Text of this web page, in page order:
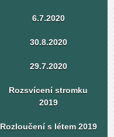
6.7.2020
30.8.2020
29.7.2020
Rozsvícení stromku
2019
Rozloučení s létem 2019